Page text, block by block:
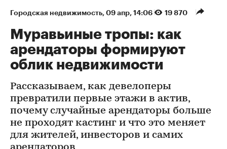
Городская недвижимость 09 апр, 14:06 19 870
Муравьиные тропы: как
арендаторы формируют
облик недвижимости
Рассказываем, как девелоперы
превратили первые этажи в актив,
почему случайные арендаторы больше
не проходят кастинг и что это меняет
для жителей, инвесторов и самих